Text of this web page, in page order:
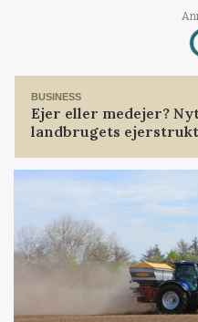
BUSINESS
Ejer eller medejer?
landbrugets